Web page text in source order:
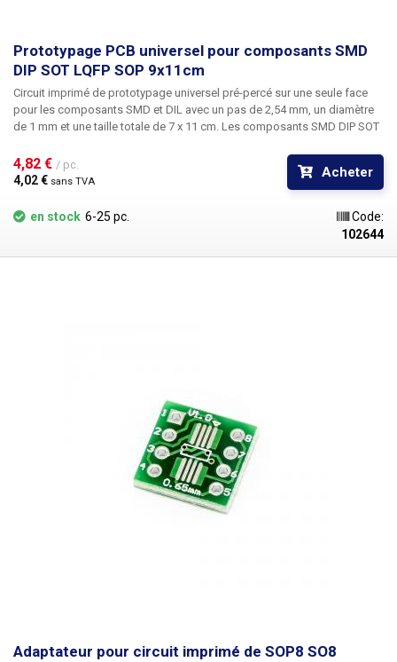
Prototypage PCB universel pour composants SMD
DIP SOT LQFP SOP 9x11cm
Circuit imprimé de prototypage universel pré-percé sur une seule face
pour les composants SMD et DIL avec un pas de 2,54 mm, un diamètre
de 1 mm et une taille totale de 7 x 11 cm. Les composants SMD DIP SOT
individuels sont mis en évidence sur le DIL.
4,82 € / pc.
4,02 € sans TVA
Acheter
en stock 6-25 pc.
Code:
102644
Adaptateur pour circuit imprimé de SOP8 SO8